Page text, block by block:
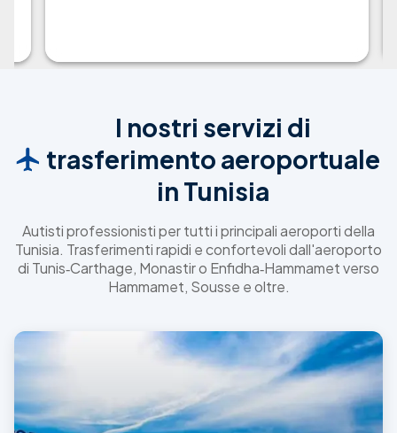
I nostri servizi di
trasferimento aeroportuale
in Tunisia
Autisti professionisti per tutti i principali aeroporti della
Tunisia. Trasferimenti rapidi e confortevoli dall'aeroporto
di Tunis‑Carthage, Monastir o Enfidha‑Hammamet verso
Hammamet, Sousse e oltre.